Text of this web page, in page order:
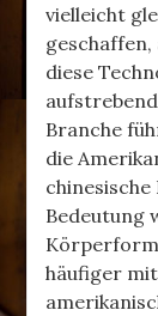
vielleicht
geschaffen,
diese
Branche
die
chinesische
Bedeutung
häufiger